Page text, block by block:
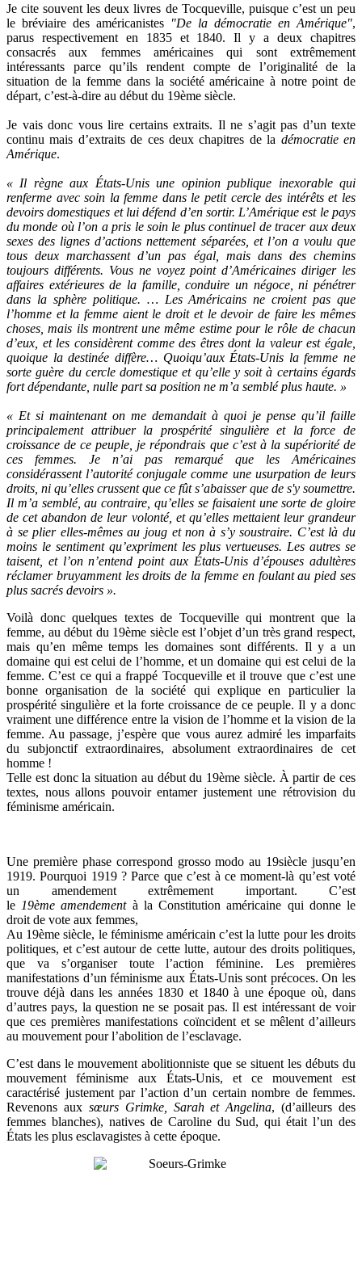
Je cite souvent les deux livres de Tocqueville, puisque c’est un peu
le bréviaire des américanistes "De la démocratie en Amérique",
parus respectivement en 1835 et 1840. Il y a deux chapitres
consacrés aux femmes américaines qui sont extrêmement
intéressants parce qu’ils rendent compte de l’originalité de la
situation de la femme dans la société américaine à notre point de
départ, c’est-à-dire au début du 19ème siècle.
Je vais donc vous lire certains extraits. Il ne s’agit pas d’un texte
continu mais d’extraits de ces deux chapitres de la démocratie en
Amérique.
« Il règne aux États-Unis une opinion publique inexorable qui
renferme avec soin la femme dans le petit cercle des intérêts et les
devoirs domestiques et lui défend d’en sortir. L’Amérique est le pays
du monde où l’on a pris le soin le plus continuel de tracer aux deux
sexes des lignes d’actions nettement séparées, et l’on a voulu que
tous deux marchassent d’un pas égal, mais dans des chemins
toujours différents. Vous ne voyez point d’Américaines diriger les
affaires extérieures de la famille, conduire un négoce, ni pénétrer
dans la sphère politique. … Les Américains ne croient pas que
l’homme et la femme aient le droit et le devoir de faire les mêmes
choses, mais ils montrent une même estime pour le rôle de chacun
d’eux, et les considèrent comme des êtres dont la valeur est égale,
quoique la destinée diffère… Quoiqu’aux États-Unis la femme ne
sorte guère du cercle domestique et qu’elle y soit à certains égards
fort dépendante, nulle part sa position ne m’a semblé plus haute. »
« Et si maintenant on me demandait à quoi je pense qu’il faille
principalement attribuer la prospérité singulière et la force de
croissance de ce peuple, je répondrais que c’est à la supériorité de
ces femmes. Je n’ai pas remarqué que les Américaines
considérassent l’autorité conjugale comme une usurpation de leurs
droits, ni qu’elles crussent que ce fût s’abaisser que de s'y soumettre.
Il m’a semblé, au contraire, qu’elles se faisaient une sorte de gloire
de cet abandon de leur volonté, et qu’elles mettaient leur grandeur
à se plier elles-mêmes au joug et non à s’y soustraire. C’est là du
moins le sentiment qu’expriment les plus vertueuses. Les autres se
taisent, et l’on n’entend point aux États-Unis d’épouses adultères
réclamer bruyamment les droits de la femme en foulant au pied ses
plus sacrés devoirs ».
Voilà donc quelques textes de Tocqueville qui montrent que la
femme, au début du 19ème siècle est l’objet d’un très grand respect,
mais qu’en même temps les domaines sont différents. Il y a un
domaine qui est celui de l’homme, et un domaine qui est celui de la
femme. C’est ce qui a frappé Tocqueville et il trouve que c’est une
bonne organisation de la société qui explique en particulier la
prospérité singulière et la forte croissance de ce peuple. Il y a donc
vraiment une différence entre la vision de l’homme et la vision de la
femme. Au passage, j’espère que vous aurez admiré les imparfaits
du subjonctif extraordinaires, absolument extraordinaires de cet
homme !
Telle est donc la situation au début du 19ème siècle. À partir de ces
textes, nous allons pouvoir entamer justement une rétrovision du
féminisme américain.
Une première phase correspond grosso modo au 19siècle jusqu’en
1919. Pourquoi 1919 ? Parce que c’est à ce moment-là qu’est voté
un amendement extrêmement important. C’est
le 19ème amendementà la Constitution américaine qui donne le
droit de vote aux femmes,
Au 19ème siècle, le féminisme américain c’est la lutte pour les droits
politiques, et c’est autour de cette lutte, autour des droits politiques,
que va s’organiser toute l’action féminine. Les premières
manifestations d’un féminisme aux États-Unis sont précoces. On les
trouve déjà dans les années 1830 et 1840 à une époque où, dans
d’autres pays, la question ne se posait pas. Il est intéressant de voir
que ces premières manifestations coïncident et se mêlent d’ailleurs
au mouvement pour l’abolition de l’esclavage.
C’est dans le mouvement abolitionniste que se situent les débuts du
mouvement féminisme aux États-Unis, et ce mouvement est
caractérisé justement par l’action d’un certain nombre de femmes.
Revenons aux sœurs Grimke, Sarah et Angelina, (d’ailleurs des
femmes blanches), natives de Caroline du Sud, qui était l’un des
États les plus esclavagistes à cette époque.